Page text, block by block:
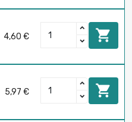
4,60 € 
5,97 € 